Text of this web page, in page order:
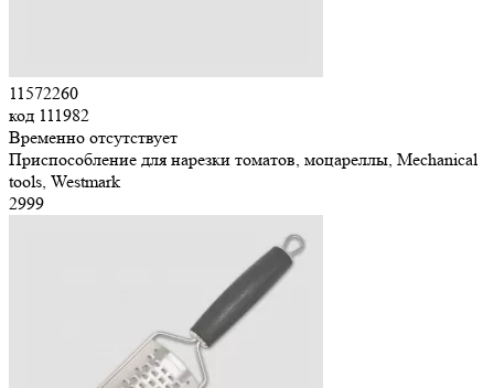
11572260
код 111982
Временно отсутствует
Приспособление для нарезки томатов, моцареллы, Mechanical
tools, Westmark
2999